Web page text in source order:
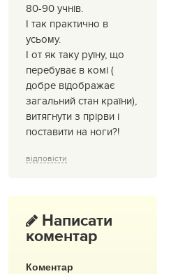
80-90 учнів.
І так практично в
усьому.
І от як таку руїну, що
перебуває в комі (
добре відображає
загальний стан країни),
витягнути з прірви і
поставити на ноги?!
відповісти
Написати
коментар
Коментар